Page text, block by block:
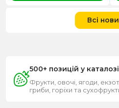
Всі
500+ позицій у каталозі
Фрукти, овочі, ягоди,
гриби, горіхи та